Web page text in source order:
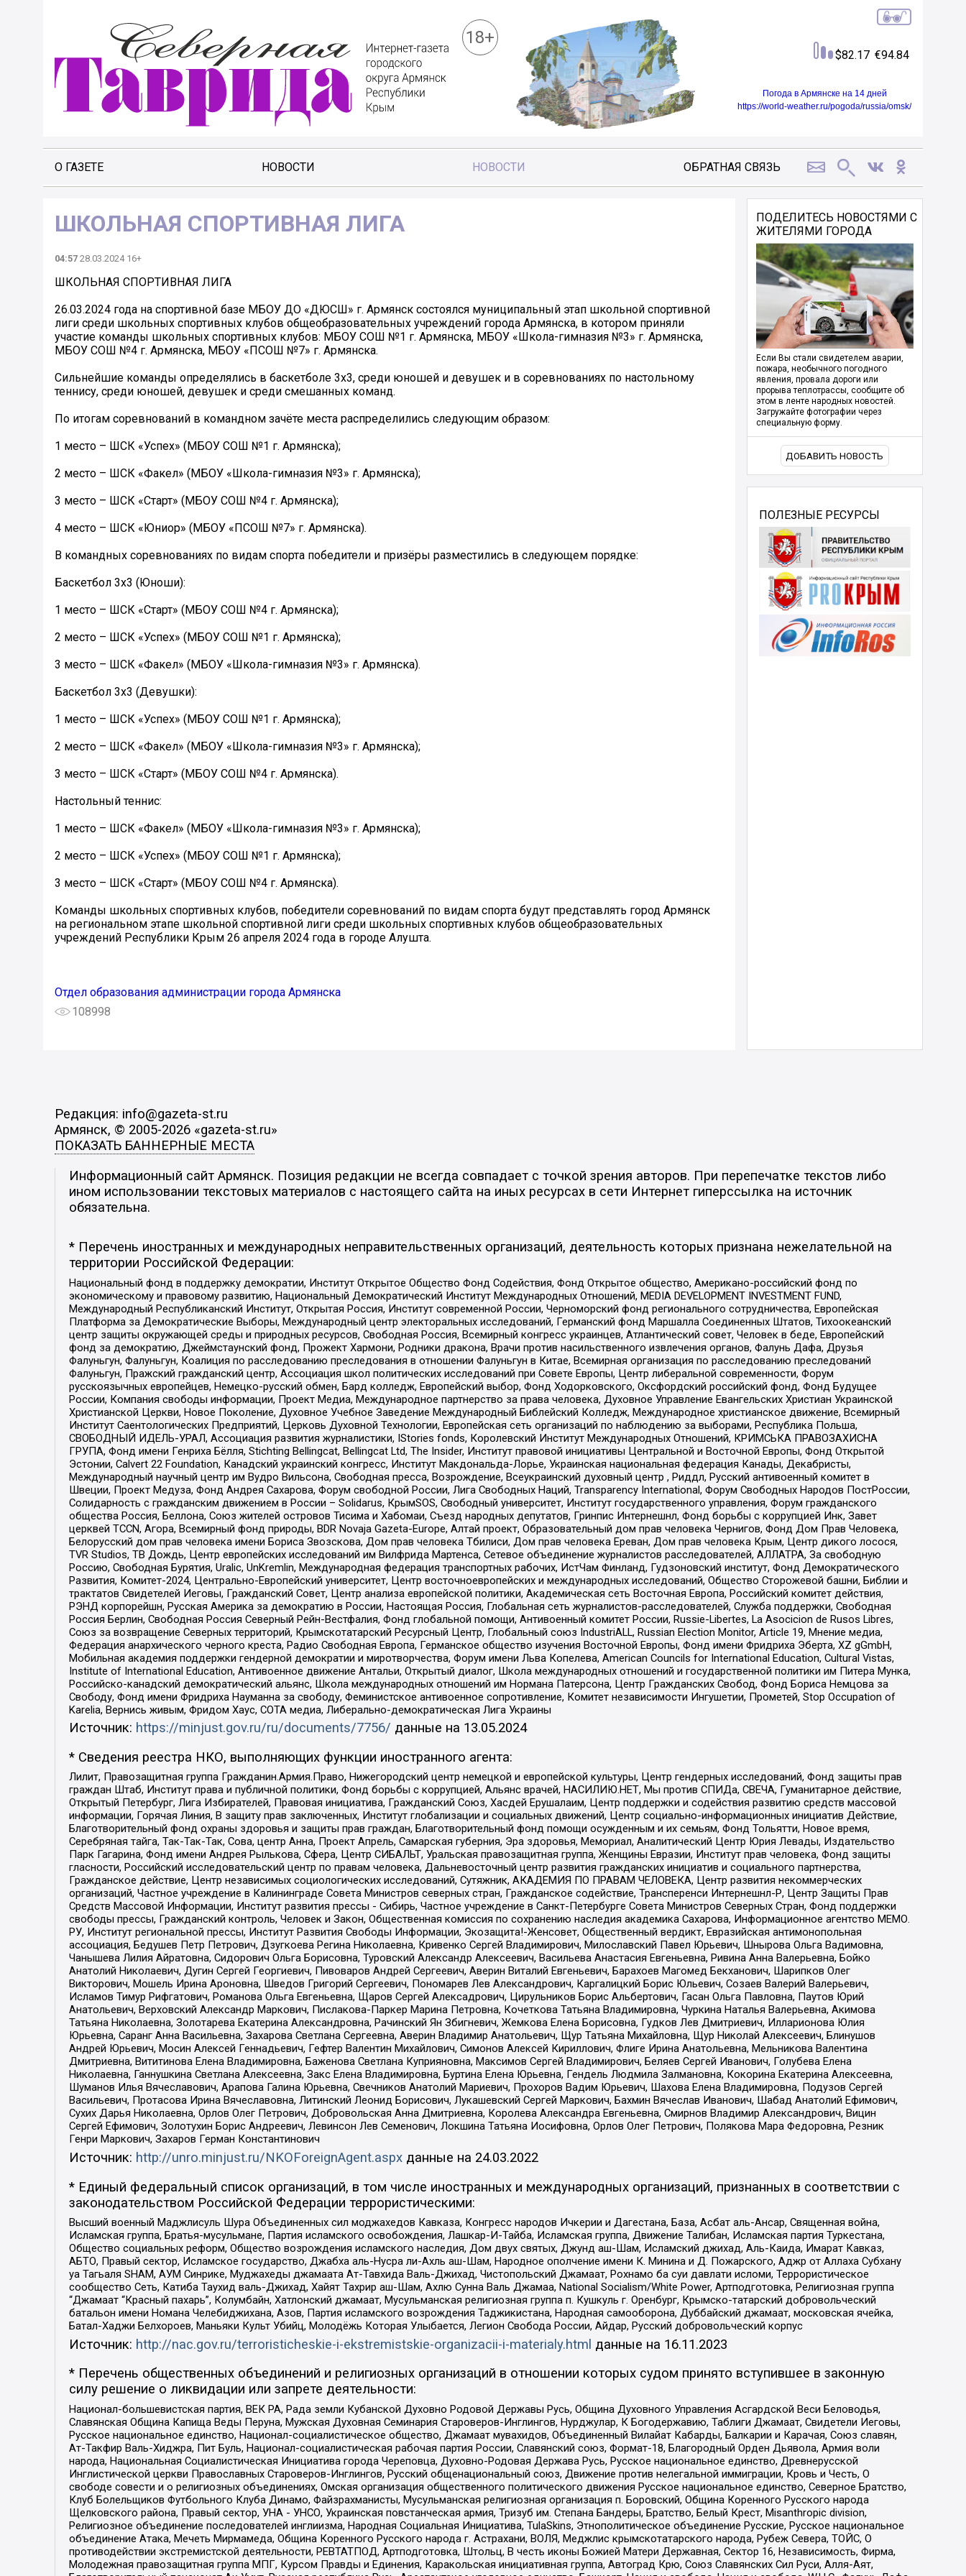
18+
82.17 94.84
Погода в Армянске на 14 дней
https://world-weather.ru/pogoda/russia/omsk/
О ГАЗЕТЕ НОВОСТИ НОВОСТИ ОБРАТНАЯ СВЯЗЬ
ШКОЛЬНАЯ СПОРТИВНАЯ ЛИГА
04:57 28.03.2024 16+
ШКОЛЬНАЯ СПОРТИВНАЯ ЛИГА
26.03.2024 года на спортивной базе МБОУ ДО «ДЮСШ» г. Армянск состоялся муниципальный этап школьной спортивной
лиги среди школьных спортивных клубов общеобразовательных учреждений города Армянска, в котором приняли
участие команды школьных спортивных клубов: МБОУ СОШ №1 г. Армянска, МБОУ «Школа-гимназия №3» г. Армянска,
МБОУ СОШ №4 г. Армянска, МБОУ «ПСОШ №7» г. Армянска.
Сильнейшие команды определялись в баскетболе 3х3, среди юношей и девушек и в соревнованиях по настольному
теннису, среди юношей, девушек и среди смешанных команд.
По итогам соревнований в командном зачёте места распределились следующим образом:
1 место – ШСК «Успех» (МБОУ СОШ №1 г. Армянска);
2 место – ШСК «Факел» (МБОУ «Школа-гимназия №3» г. Армянска);
3 место – ШСК «Старт» (МБОУ СОШ №4 г. Армянска);
4 место – ШСК «Юниор» (МБОУ «ПСОШ №7» г. Армянска).
В командных соревнованиях по видам спорта победители и призёры разместились в следующем порядке:
Баскетбол 3х3 (Юноши):
1 место – ШСК «Старт» (МБОУ СОШ №4 г. Армянска);
2 место – ШСК «Успех» (МБОУ СОШ №1 г. Армянска);
3 место – ШСК «Факел» (МБОУ «Школа-гимназия №3» г. Армянска).
Баскетбол 3х3 (Девушки):
1 место – ШСК «Успех» (МБОУ СОШ №1 г. Армянска);
2 место – ШСК «Факел» (МБОУ «Школа-гимназия №3» г. Армянска);
3 место – ШСК «Старт» (МБОУ СОШ №4 г. Армянска).
Настольный теннис:
1 место – ШСК «Факел» (МБОУ «Школа-гимназия №3» г. Армянска);
2 место – ШСК «Успех» (МБОУ СОШ №1 г. Армянска);
3 место – ШСК «Старт» (МБОУ СОШ №4 г. Армянска).
Команды школьных спортивных клубов, победители соревнований по видам спорта будут представлять город Армянск
на региональном этапе школьной спортивной лиги среди школьных спортивных клубов общеобразовательных
учреждений Республики Крым 26 апреля 2024 года в городе Алушта.
Отдел образования администрации города Армянска
108998
ПОДЕЛИТЕСЬ НОВОСТЯМИ С
ЖИТЕЛЯМИ ГОРОДА
Если Вы стали свидетелем аварии,
пожара, необычного погодного
явления, провала дороги или
прорыва теплотрассы, сообщите об
этом в ленте народных новостей.
Загружайте фотографии через
специальную форму.
ДОБАВИТЬ НОВОСТЬ
ПОЛЕЗНЫЕ РЕСУРСЫ
Редакция: info@gazeta-st.ru
Армянск, © 2005-2026 «gazeta-st.ru»
ПОКАЗАТЬ БАННЕРНЫЕ МЕСТА
Информационный сайт Армянск. Позиция редакции не всегда совпадает с точкой зрения авторов. При перепечатке текстов либо
ином использовании текстовых материалов с настоящего сайта на иных ресурсах в сети Интернет гиперссылка на источник
обязательна.
* Перечень иностранных и международных неправительственных организаций, деятельность которых признана нежелательной на
территории Российской Федерации:
Национальный фонд в поддержку демократии, Институт Открытое Общество Фонд Содействия, Фонд Открытое общество, Американо-российский фонд по
экономическому и правовому развитию, Национальный Демократический Институт Международных Отношений, MEDIA DEVELOPMENT INVESTMENT FUND,
Международный Республиканский Институт, Открытая Россия, Институт современной России, Черноморский фонд регионального сотрудничества, Европейская
Платформа за Демократические Выборы, Международный центр электоральных исследований, Германский фонд Маршалла Соединенных Штатов, Тихоокеанский
центр защиты окружающей среды и природных ресурсов, Свободная Россия, Всемирный конгресс украинцев, Атлантический совет, Человек в беде, Европейский
фонд за демократию, Джеймстаунский фонд, Прожект Хармони, Родники дракона, Врачи против насильственного извлечения органов, Фалунь Дафа, Друзья
Фалуньгун, Фалуньгун, Коалиция по расследованию преследования в отношении Фалуньгун в Китае, Всемирная организация по расследованию преследований
Фалуньгун, Пражский гражданский центр, Ассоциация школ политических исследований при Совете Европы, Центр либеральной современности, Форум
русскоязычных европейцев, Немецко-русский обмен, Бард колледж, Европейский выбор, Фонд Ходорковского, Оксфордский российский фонд, Фонд Будущее
России, Компания свободы информации, Проект Медиа, Международное партнерство за права человека, Духовное Управление Евангельских Христиан Украинской
Христианской Церкви, Новое Поколение, Духовное Учебное Заведение Международный Библейский Колледж, Международное христианское движение, Всемирный
Институт Саентологических Предприятий, Церковь Духовной Технологии, Европейская сеть организаций по наблюдению за выборами, Республика Польша,
СВОБОДНЫЙ ИДЕЛЬ-УРАЛ, Ассоциация развития журналистики, IStories fonds, Королевский Институт Международных Отношений, КРИМСЬКА ПРАВОЗАХИСНА
ГРУПА, Фонд имени Генриха Бёлля, Stichting Bellingcat, Bellingcat Ltd, The Insider, Институт правовой инициативы Центральной и Восточной Европы, Фонд Открытой
Эстонии, Calvert 22 Foundation, Канадский украинский конгресс, Институт Макдональда-Лорье, Украинская национальная федерация Канады, Декабристы,
Международный научный центр им Вудро Вильсона, Свободная пресса, Возрождение, Всеукраинский духовный центр , Риддл, Русский антивоенный комитет в
Швеции, Проект Медуза, Фонд Андрея Сахарова, Форум свободной России, Лига Свободных Наций, Transparеncy International, Форум Свободных Народов ПостРоссии,
Солидарность с гражданским движением в России – Solidarus, КрымSOS, Свободный университет, Институт государственного управления, Форум гражданского
общества Россия, Беллона, Союз жителей островов Тисима и Хабомаи, Съезд народных депутатов, Гринпис Интернешнл, Фонд борьбы с коррупцией Инк, Завет
церквей TCCN, Агора, Всемирный фонд природы, BDR Novaja Gazeta-Europe, Алтай проект, Образовательный дом прав человека Чернигов, Фонд Дом Прав Человека,
Белорусский дом прав человека имени Бориса Звозскова, Дом прав человека Тбилиси, Дом прав человека Ереван, Дом прав человека Крым, Центр дикого лосося,
TVR Studios, ТВ Дождь, Центр европейских исследований им Вилфрида Мартенса, Сетевое объединение журналистов расследователей, АЛЛАТРА, За свободную
Россию, Свободная Бурятия, Uralic, UnKremlin, Международная федерация транспортных рабочих, ИстЧам Финланд, Гудзоновский институт, Фонд Демократического
Развития, Комитет-2024, Центрально-Европейский университет, Центр восточноевропейских и международных исследований, Общество Сторожевой башни, Библии и
трактатов Свидетелей Иеговы, Гражданский Совет, Центр анализа европейской политики, Академическая сеть Восточная Европа, Российский комитет действия,
РЭНД корпорейшн, Русская Америка за демократию в России, Настоящая Россия, Глобальная сеть журналистов-расследователей, Служба поддержки, Свободная
Россия Берлин, Свободная Россия Северный Рейн-Вестфалия, Фонд глобальной помощи, Антивоенный комитет России, Russie-Libertes, La Asocicion de Rusos Libres,
Союз за возвращение Северных территорий, Крымскотатарский Ресурсный Центр, Глобальный союз IndustriALL, Russian Election Monitor, Article 19, Мнение медиа,
Федерация анархического черного креста, Радио Свободная Европа, Германское общество изучения Восточной Европы, Фонд имени Фридриха Эберта, XZ gGmbH,
Мобильная академия поддержки гендерной демократии и миротворчества, Форум имени Льва Копелева, American Councils for International Education, Cultural Vistas,
Institute of International Education, Антивоенное движение Антальи, Открытый диалог, Школа международных отношений и государственной политики им Питера Мунка,
Российско-канадский демократический альянс, Школа международных отношений им Нормана Патерсона, Центр Гражданских Свобод, Фонд Бориса Немцова за
Свободу, Фонд имени Фридриха Науманна за свободу, Феминистское антивоенное сопротивление, Комитет независимости Ингушетии, Прометей, Stop Occupation of
Karelia, Вернись живым, Фридом Хаус, СОТА медиа, Либерально-демократическая Лига Украины
Источник: https://minjust.gov.ru/ru/documents/7756/ данные на 13.05.2024
* Сведения реестра НКО, выполняющих функции иностранного агента:
Лилит, Правозащитная группа Гражданин.Армия.Право, Нижегородский центр немецкой и европейской культуры, Центр гендерных исследований, Фонд защиты прав
граждан Штаб, Институт права и публичной политики, Фонд борьбы с коррупцией, Альянс врачей, НАСИЛИЮ.НЕТ, Мы против СПИДа, СВЕЧА, Гуманитарное действие,
Открытый Петербург, Лига Избирателей, Правовая инициатива, Гражданский Союз, Хасдей Ерушалаим, Центр поддержки и содействия развитию средств массовой
информации, Горячая Линия, В защиту прав заключенных, Институт глобализации и социальных движений, Центр социально-информационных инициатив Действие,
Благотворительный фонд охраны здоровья и защиты прав граждан, Благотворительный фонд помощи осужденным и их семьям, Фонд Тольятти, Новое время,
Серебряная тайга, Так-Так-Так, Сова, центр Анна, Проект Апрель, Самарская губерния, Эра здоровья, Мемориал, Аналитический Центр Юрия Левады, Издательство
Парк Гагарина, Фонд имени Андрея Рылькова, Сфера, Центр СИБАЛЬТ, Уральская правозащитная группа, Женщины Евразии, Институт прав человека, Фонд защиты
гласности, Российский исследовательский центр по правам человека, Дальневосточный центр развития гражданских инициатив и социального партнерства,
Гражданское действие, Центр независимых социологических исследований, Сутяжник, АКАДЕМИЯ ПО ПРАВАМ ЧЕЛОВЕКА, Центр развития некоммерческих
организаций, Частное учреждение в Калининграде Совета Министров северных стран, Гражданское содействие, Трансперенси Интернешнл-Р, Центр Защиты Прав
Средств Массовой Информации, Институт развития прессы - Сибирь, Частное учреждение в Санкт-Петербурге Совета Министров Северных Стран, Фонд поддержки
свободы прессы, Гражданский контроль, Человек и Закон, Общественная комиссия по сохранению наследия академика Сахарова, Информационное агентство МЕМО.
РУ, Институт региональной прессы, Институт Развития Свободы Информации, Экозащита!-Женсовет, Общественный вердикт, Евразийская антимонопольная
ассоциация, Бедушев Петр Петрович, Дзугкоева Регина Николаевна, Кривенко Сергей Владимирович, Милославский Павел Юрьевич, Шнырова Ольга Вадимовна,
Чанышева Лилия Айратовна, Сидорович Ольга Борисовна, Туровский Александр Алексеевич, Васильева Анастасия Евгеньевна, Ривина Анна Валерьевна, Бойко
Анатолий Николаевич, Дугин Сергей Георгиевич, Пивоваров Андрей Сергеевич, Аверин Виталий Евгеньевич, Барахоев Магомед Бекханович, Шарипков Олег
Викторович, Мошель Ирина Ароновна, Шведов Григорий Сергеевич, Пономарев Лев Александрович, Каргалицкий Борис Юльевич, Созаев Валерий Валерьевич,
Исламов Тимур Рифгатович, Романова Ольга Евгеньевна, Щаров Сергей Алексадрович, Цирульников Борис Альбертович, Гасан Ольга Павловна, Паутов Юрий
Анатольевич, Верховский Александр Маркович, Пислакова-Паркер Марина Петровна, Кочеткова Татьяна Владимировна, Чуркина Наталья Валерьевна, Акимова
Татьяна Николаевна, Золотарева Екатерина Александровна, Рачинский Ян Збигневич, Жемкова Елена Борисовна, Гудков Лев Дмитриевич, Илларионова Юлия
Юрьевна, Саранг Анна Васильевна, Захарова Светлана Сергеевна, Аверин Владимир Анатольевич, Щур Татьяна Михайловна, Щур Николай Алексеевич, Блинушов
Андрей Юрьевич, Мосин Алексей Геннадьевич, Гефтер Валентин Михайлович, Симонов Алексей Кириллович, Флиге Ирина Анатольевна, Мельникова Валентина
Дмитриевна, Вититинова Елена Владимировна, Баженова Светлана Куприяновна, Максимов Сергей Владимирович, Беляев Сергей Иванович, Голубева Елена
Николаевна, Ганнушкина Светлана Алексеевна, Закс Елена Владимировна, Буртина Елена Юрьевна, Гендель Людмила Залмановна, Кокорина Екатерина Алексеевна,
Шуманов Илья Вячеславович, Арапова Галина Юрьевна, Свечников Анатолий Мариевич, Прохоров Вадим Юрьевич, Шахова Елена Владимировна, Подузов Сергей
Васильевич, Протасова Ирина Вячеславовна, Литинский Леонид Борисович, Лукашевский Сергей Маркович, Бахмин Вячеслав Иванович, Шабад Анатолий Ефимович,
Сухих Дарья Николаевна, Орлов Олег Петрович, Добровольская Анна Дмитриевна, Королева Александра Евгеньевна, Смирнов Владимир Александрович, Вицин
Сергей Ефимович, Золотухин Борис Андреевич, Левинсон Лев Семенович, Локшина Татьяна Иосифовна, Орлов Олег Петрович, Полякова Мара Федоровна, Резник
Генри Маркович, Захаров Герман Константинович
Источник: http://unro.minjust.ru/NKOForeignAgent.aspxданные на 24.03.2022
* Единый федеральный список организаций, в том числе иностранных и международных организаций, признанных в соответствии с
законодательством Российской Федерации террористическими:
Высший военный Маджлисуль Шура Объединенных сил моджахедов Кавказа, Конгресс народов Ичкерии и Дагестана, База, Асбат аль-Ансар, Священная война,
Исламская группа, Братья-мусульмане, Партия исламского освобождения, Лашкар-И-Тайба, Исламская группа, Движение Талибан, Исламская партия Туркестана,
Общество социальных реформ, Общество возрождения исламского наследия, Дом двух святых, Джунд аш-Шам, Исламский джихад, Аль-Каида, Имарат Кавказ,
АБТО, Правый сектор, Исламское государство, Джабха аль-Нусра ли-Ахль аш-Шам, Народное ополчение имени К. Минина и Д. Пожарского, Аджр от Аллаха Субхану
уа Тагьаля SHAM, АУМ Синрике, Муджахеды джамаата Ат-Тавхида Валь-Джихад, Чистопольский Джамаат, Рохнамо ба суи давлати исломи, Террористическое
сообщество Сеть, Катиба Таухид валь-Джихад, Хайят Тахрир аш-Шам, Ахлю Сунна Валь Джамаа, National Socialism/White Power, Артподготовка, Религиозная группа
“Джамаат “Красный пахарь”, Колумбайн, Хатлонский джамаат, Мусульманская религиозная группа п. Кушкуль г. Оренбург, Крымско-татарский добровольческий
батальон имени Номана Челебиджихана, Азов, Партия исламского возрождения Таджикистана, Народная самооборона, Дуббайский джамаат, московская ячейка,
Батал-Хаджи Белхороев, Маньяки Культ Убийц, Молодёжь Которая Улыбается, Легион Свобода России, Айдар, Русский добровольческий корпус
Источник: http://nac.gov.ru/terroristicheskie-i-ekstremistskie-organizacii-i-materialy.html данные на 16.11.2023
* Перечень общественных объединений и религиозных организаций в отношении которых судом принято вступившее в законную
силу решение о ликвидации или запрете деятельности:
Национал-большевистская партия, ВЕК РА, Рада земли Кубанской Духовно Родовой Державы Русь, Община Духовного Управления Асгардской Веси Беловодья,
Славянская Община Капища Веды Перуна, Мужская Духовная Семинария Староверов-Инглингов, Нурджулар, К Богодержавию, Таблиги Джамаат, Свидетели Иеговы,
Русское национальное единство, Национал-социалистическое общество, Джамаат мувахидов, Объединенный Вилайат Кабарды, Балкарии и Карачая, Союз славян,
Ат-Такфир Валь-Хиджра, Пит Буль, Национал-социалистическая рабочая партия России, Славянский союз, Формат-18, Благородный Орден Дьявола, Армия воли
народа, Национальная Социалистическая Инициатива города Череповца, Духовно-Родовая Держава Русь, Русское национальное единство, Древнерусской
Инглистической церкви Православных Староверов-Инглингов, Русский общенациональный союз, Движение против нелегальной иммиграции, Кровь и Честь, О
свободе совести и о религиозных объединениях, Омская организация общественного политического движения Русское национальное единство, Северное Братство,
Клуб Болельщиков Футбольного Клуба Динамо, Файзрахманисты, Мусульманская религиозная организация п. Боровский, Община Коренного Русского народа
Щелковского района, Правый сектор, УНА - УНСО, Украинская повстанческая армия, Тризуб им. Степана Бандеры, Братство, Белый Крест, Misanthropic division,
Религиозное объединение последователей инглиизма, Народная Социальная Инициатива, TulaSkins, Этнополитическое объединение Русские, Русское национальное
объединение Атака, Мечеть Мирмамеда, Община Коренного Русского народа г. Астрахани, ВОЛЯ, Меджлис крымскотатарского народа, Рубеж Севера, ТОЙС, О
противодействии экстремистской деятельности, РЕВТАТПОД, Артподготовка, Штольц, В честь иконы Божией Матери Державная, Сектор 16, Независимость, Фирма,
Молодежная правозащитная группа МПГ, Курсом Правды и Единения, Каракольская инициативная группа, Автоград Крю, Союз Славянских Сил Руси, Алля-Аят,